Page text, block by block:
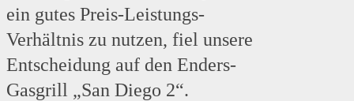
ein gutes Preis-Leistungs-
Verhältnis zu nutzen, fiel unsere
Entscheidung auf den Enders-
Gasgrill „San Diego 2“.